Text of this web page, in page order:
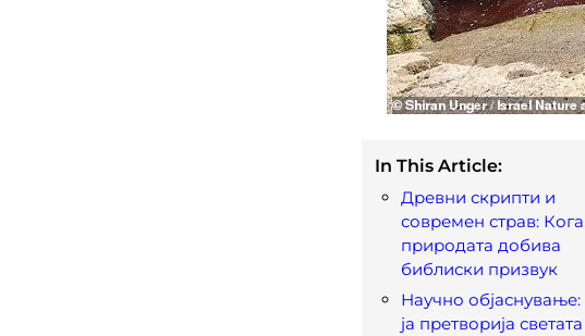
In This Article:
Древни скрипти и
современ страв: Кога
природата добива
библиски призвук
Научно објаснување:
ја претворија светата